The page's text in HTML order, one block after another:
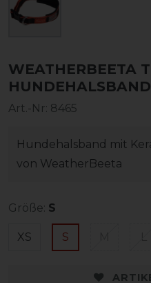
WEATHERBEETA
Art.-Nr: 8465
Hundehalsband mit
von WeatherBeeta
Größe: S
XS S